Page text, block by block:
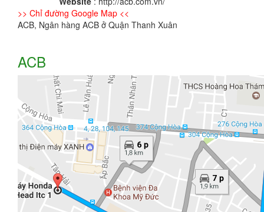
>> Chỉ đường Google Map <<
ACB, Ngân hàng ACB ở Quận Thanh Xuân
ACB